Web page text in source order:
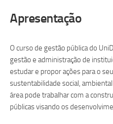
Apresentação
O curso de gestão pública do
gestão e administração de
estudar e propor ações para o
sustentabilidade social,
área pode trabalhar com a
públicas visando os